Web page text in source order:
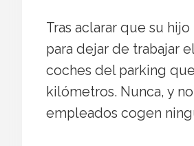
Tras aclarar que su hijo
para dejar de trabajar
coches del parking
kilómetros. Nunca, y
empleados cogen